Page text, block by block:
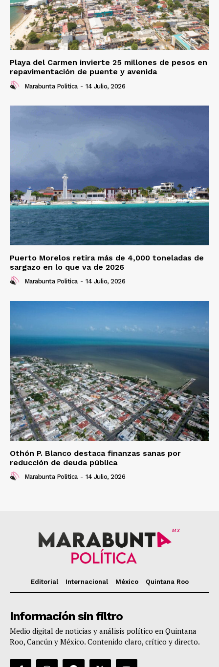
Playa del Carmen invierte 25 millones de pesos en
repavimentación de puente y avenida
Marabunta Politica - 14 Julio, 2026
Puerto Morelos retira más de 4,000 toneladas de
sargazo en lo que va de 2026
Marabunta Politica - 14 Julio, 2026
Othón P. Blanco destaca finanzas sanas por
reducción de deuda pública
Marabunta Politica - 14 Julio, 2026
MX
Editorial Internacional México Quintana Roo
Información sin filtro
Medio digital de noticias y análisis político en Quintana
Roo, Cancún y México. Contenido claro, crítico y directo.